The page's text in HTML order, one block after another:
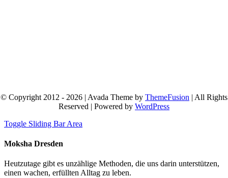
© Copyright 2012 - 2026 | Avada Theme by ThemeFusion | All Rights
Reserved | Powered by WordPress
Toggle Sliding Bar Area
Moksha Dresden
Heutzutage gibt es unzählige Methoden, die uns darin unterstützen,
einen wachen, erfüllten Alltag zu leben.